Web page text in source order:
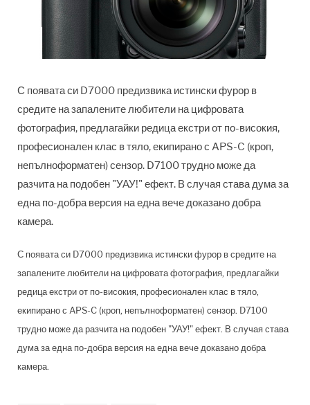
С появата си D7000 предизвика истински фурор в
средите на запалените любители на цифровата
фотография, предлагайки редица екстри от по-високия,
професионален клас в тяло, екипирано с APS-C (кроп,
непълноформатен) сензор. D7100 трудно може да
разчита на подобен "УАУ!" ефект. В случая става дума за
една по-добра версия на една вече доказано добра
камера.
С появата си D7000 предизвика истински фурор в средите на
запалените любители на цифровата фотография, предлагайки
редица екстри от по-високия, професионален клас в тяло,
екипирано с APS-C (кроп, непълноформатен) сензор. D7100
трудно може да разчита на подобен "УАУ!" ефект. В случая става
дума за една по-добра версия на една вече доказано добра
камера.